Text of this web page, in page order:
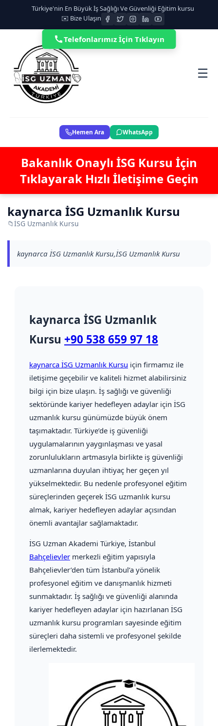
Türkiye'nin En Büyük İş Sağlığı Ve Güvenliği Eğitim kursu
✉️ Bize Ulaşın
☰
Hemen Ara WhatsApp
Bakanlık Onaylı İSG Kursu İçin
Tıklayarak Hızlı İletişime Geçin
kaynarca İSG Uzmanlık Kursu
📁İSG Uzmanlık Kursu
kaynarca İSG Uzmanlık Kursu,İSG Uzmanlık Kursu
kaynarca İSG Uzmanlık
Kursu +90 538 659 97 18
kaynarca İSG Uzmanlık Kursu için firmamız ile
iletişime geçebilir ve kaliteli hizmet alabilirsiniz
bilgi için bize ulaşın. İş sağlığı ve güvenliği
sektöründe kariyer hedefleyen adaylar için İSG
uzmanlık kursu günümüzde büyük önem
taşımaktadır. Türkiye’de iş güvenliği
uygulamalarının yaygınlaşması ve yasal
zorunlulukların artmasıyla birlikte iş güvenliği
uzmanlarına duyulan ihtiyaç her geçen yıl
yükselmektedir. Bu nedenle profesyonel eğitim
süreçlerinden geçerek İSG uzmanlık kursu
almak, kariyer hedefleyen adaylar açısından
önemli avantajlar sağlamaktadır.
İSG Uzman Akademi Türkiye, İstanbul
Bahçelievler merkezli eğitim yapısıyla
Bahçelievler’den tüm İstanbul’a yönelik
profesyonel eğitim ve danışmanlık hizmeti
sunmaktadır. İş sağlığı ve güvenliği alanında
kariyer hedefleyen adaylar için hazırlanan İSG
uzmanlık kursu programları sayesinde eğitim
süreçleri daha sistemli ve profesyonel şekilde
ilerlemektedir.
Telefonlarımız İçin Tıklayın